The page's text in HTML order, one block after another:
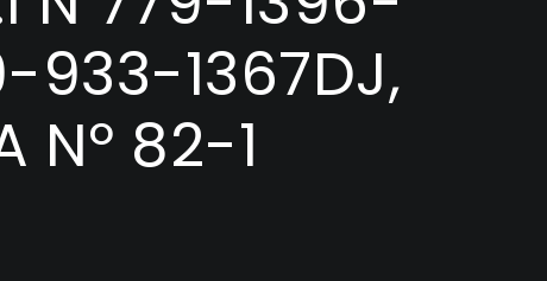
933-1367DJ,
Nº 82-1